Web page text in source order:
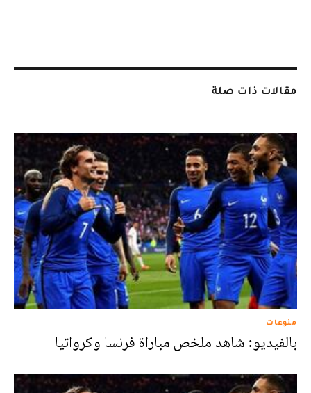
مقالات ذات صلة
منوعات
بالفيديو: شاهد ملخص مباراة فرنسا وكرواتيا